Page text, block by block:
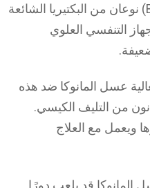
بيركهولدرية (Burkholderia spp) نوعان من البكتيريا الشائعة
التنفسي العلوي
عسل المانوكا ضد هذه
من التليف الكيسي.
ويعمل مع العلاج
المانوكا قد يلعب دورًا